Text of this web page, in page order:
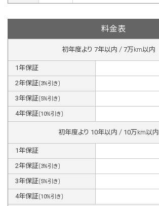
料金表
初年度より 7年以内 / 7万km以内
1年保証
2年保証(3%引き)
3年保証(5%引き)
4年保証(10%引き)
初年度より 10年以内 / 10万km以内
1年保証
2年保証(3%引き)
3年保証(5%引き)
4年保証(10%引き)